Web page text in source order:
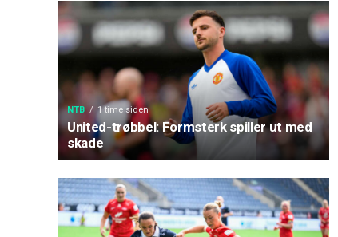
NTB 1 time siden
United-trøbbel: Formsterk spiller ut med
skade